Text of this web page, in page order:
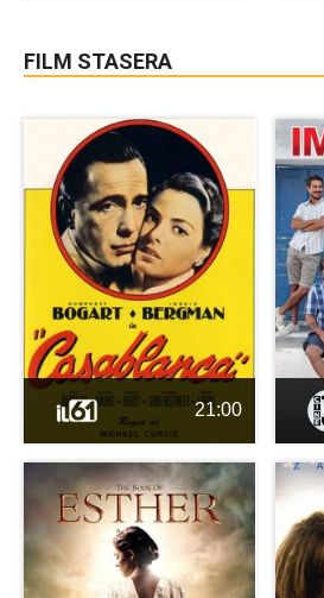
FILM STASERA
21:00